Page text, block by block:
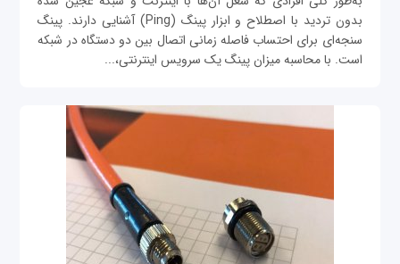
بدون تردید با اصطلاح و ابزار پینگ (Ping) آشنایی دارند. پینگ
سنجه‌ای برای احتساب فاصله‌ زمانی اتصال بین دو دستگاه در شبکه
است. با محاسبه میزان پینگ یک سرویس اینترنتی،...